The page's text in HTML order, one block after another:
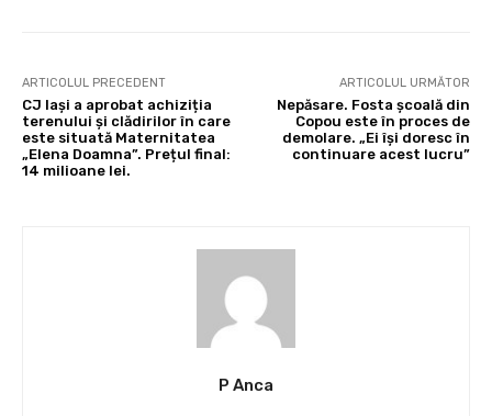
ARTICOLUL PRECEDENT
CJ Iași a aprobat achiziția
terenului și clădirilor în care
este situată Maternitatea
„Elena Doamna”. Prețul final:
14 milioane lei.
ARTICOLUL URMĂTOR
Nepăsare. Fosta școală din
Copou este în proces de
demolare. „Ei își doresc în
continuare acest lucru”
P Anca